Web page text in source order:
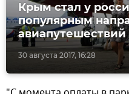
30 августа 2017, 16:28
Крым стал у
популярным
авиапутешествий